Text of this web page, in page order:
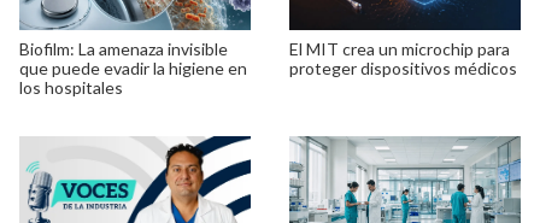
Biofilm: La amenaza invisible
que puede evadir la higiene en
los hospitales
El MIT crea un microchip para
proteger dispositivos médicos